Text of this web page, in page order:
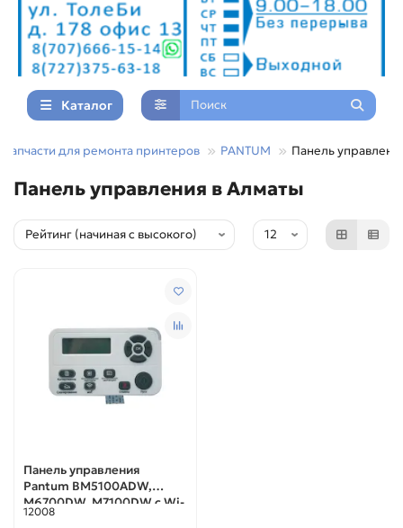
Каталог
Запчасти для ремонта принтеров PANTUM Панель
Панель управления в Алматы
Панель управления
Pantum BM5100ADW,
M6700DW, M7100DW с Wi-
fi
12008